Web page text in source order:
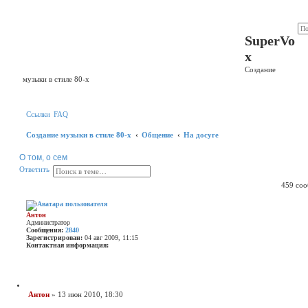
SuperVo
x
Создание
музыки в стиле 80-х
Ссылки FAQ
Создание музыки в стиле 80-х Общение На досуге
О том, о сем
О
Ответить П
о
к
Р
а
и
р
н
н
ы
459
Антон
Администратор
Сообщения: 2840
Зарегистрирован: 04 авг 2009, 11:15
Контактная информация:
к
Ц
и
Антон » 13 июн 2010, 18:30